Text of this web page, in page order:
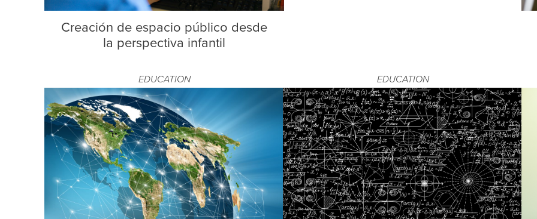
Creación de espacio público desde
la perspectiva infantil
EDUCATION EDUCATION